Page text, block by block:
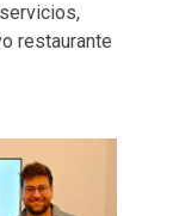
restaurante